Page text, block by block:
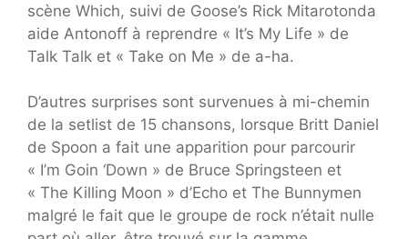
scène Which, suivi de Goose’s Rick Mitarotonda
aide Antonoff à reprendre « It’s My Life » de
Talk Talk et « Take on Me » de a-ha.
D’autres surprises sont survenues à mi-chemin
de la setlist de 15 chansons, lorsque Britt Daniel
de Spoon a fait une apparition pour parcourir
« I’m Goin ‘Down » de Bruce Springsteen et
« The Killing Moon » d’Echo et The Bunnymen
malgré le fait que le groupe de rock n’était nulle